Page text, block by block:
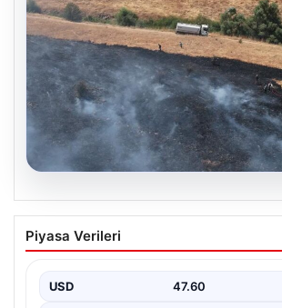
Tunceli’de otluk yangını
sıçramadan kontrol altına alındı
arasında bulunan otlaklık bölgede henüz
belirlenemeyen bir nedenle…
Piyasa Verileri
USD 47.60